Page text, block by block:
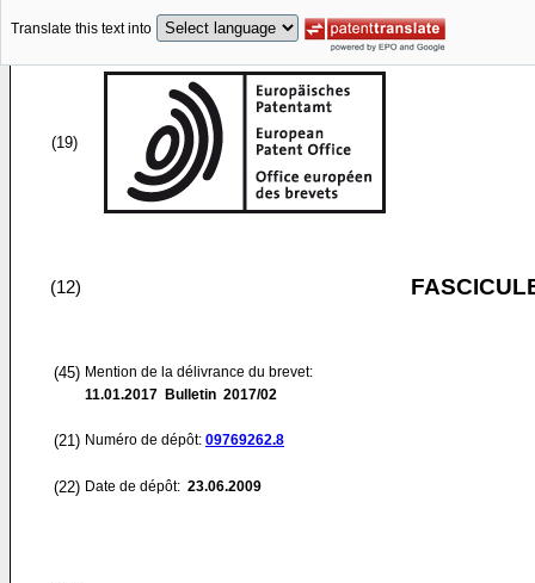
Translate this text into
(19)
(12)
(45) Mention de la délivrance du brevet:
11.01.2017 Bulletin 2017/02
(21) Numéro de dépôt: 09769262.8
(22) Date de dépôt: 23.06.2009